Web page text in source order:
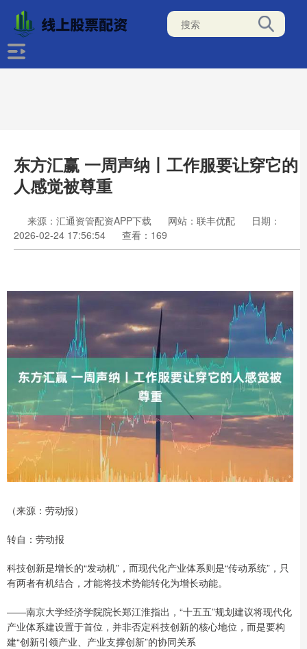
东方汇赢 一周声纳丨工作服要让穿它的
人感觉被尊重
来源：汇通资管配资APP下载 网站：联丰优配
日期：
2026-02-24 17:56:54
查看：169
（来源：劳动报）
转自：劳动报
科技创新是增长的“发动机”，而现代化产业体系则是“传动系统”，只
有两者有机结合，才能将技术势能转化为增长动能。
——南京大学经济学院院长郑江淮指出，“十五五”规划建议将现代化
产业体系建设置于首位，并非否定科技创新的核心地位，而是要构
建“创新引领产业、产业支撑创新”的协同关系